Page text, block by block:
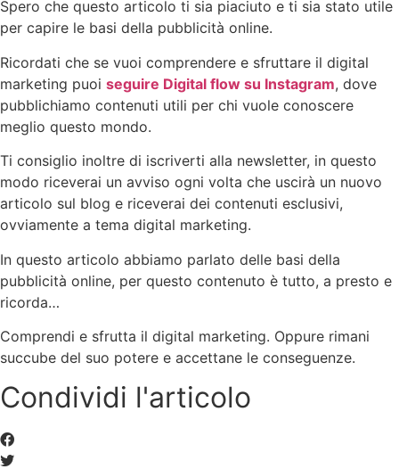
Spero che questo articolo ti sia piaciuto e ti sia stato utile
per capire le basi della pubblicità online.
Ricordati che se vuoi comprendere e sfruttare il digital
marketing puoi seguire Digital flow su Instagram, dove
pubblichiamo contenuti utili per chi vuole conoscere
meglio questo mondo.
Ti consiglio inoltre di iscriverti alla newsletter, in questo
modo riceverai un avviso ogni volta che uscirà un nuovo
articolo sul blog e riceverai dei contenuti esclusivi,
ovviamente a tema digital marketing.
In questo articolo abbiamo parlato delle basi della
pubblicità online, per questo contenuto è tutto, a presto e
ricorda…
Comprendi e sfrutta il digital marketing. Oppure rimani
succube del suo potere e accettane le conseguenze.
Condividi l'articolo